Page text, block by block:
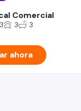
Comercial
3 3 3
ahora